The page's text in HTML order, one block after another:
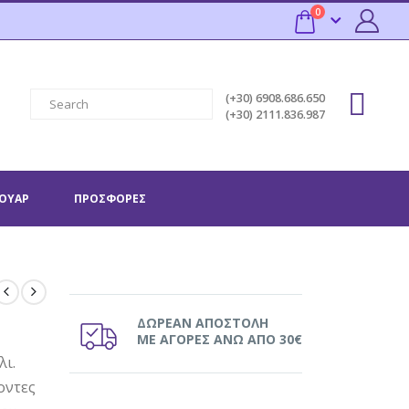
0
(+30) 6908.686.650
(+30) 2111.836.987
ΠΡΟΣΦΟΡΕΣ
ΔΩΡΕΑΝ ΑΠΟΣΤΟΛΗ
ΜΕ ΑΓΟΡΕΣ ΑΝΩ ΑΠΟ 30€